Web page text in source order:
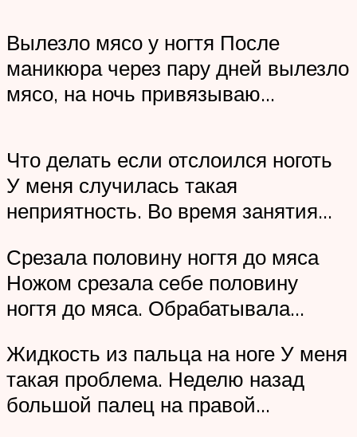
Вылезло мясо у ногтя После
маникюра через пару дней вылезло
мясо, на ночь привязываю…
Что делать если отслоился ноготь
У меня случилась такая
неприятность. Во время занятия…
Срезала половину ногтя до мяса
Ножом срезала себе половину
ногтя до мяса. Обрабатывала…
Жидкость из пальца на ноге У меня
такая проблема. Неделю назад
большой палец на правой…